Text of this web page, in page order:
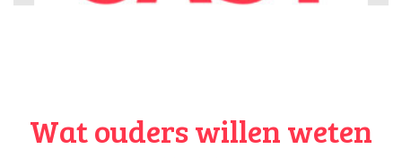
Wat ouders willen weten